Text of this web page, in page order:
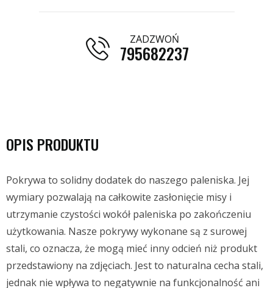
ZADZWOŃ
795682237
OPIS PRODUKTU
Pokrywa to solidny dodatek do naszego paleniska. Jej
wymiary pozwalają na całkowite zasłonięcie misy i
utrzymanie czystości wokół paleniska po zakończeniu
użytkowania. Nasze pokrywy wykonane są z surowej
stali, co oznacza, że mogą mieć inny odcień niż produkt
przedstawiony na zdjęciach. Jest to naturalna cecha stali,
jednak nie wpływa to negatywnie na funkcjonalność ani